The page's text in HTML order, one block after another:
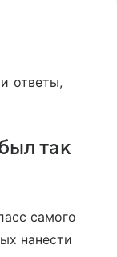
ответы,
так
самого
нанести